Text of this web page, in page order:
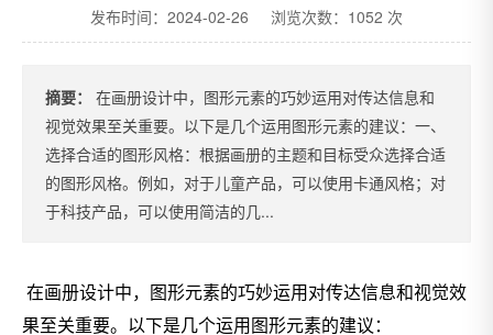
发布时间：2024-02-26 浏览次数：1052 次
摘要：
在画册设计中，图形元素的巧妙运用对传达信息和
视觉效果至关重要。以下是几个运用图形元素的建议：一、
选择合适的图形风格：根据画册的主题和目标受众选择合适
的图形风格。例如，对于儿童产品，可以使用卡通风格；对
于科技产品，可以使用简洁的几...
在画册设计中，图形元素的巧妙运用对传达信息和视觉效
果至关重要。以下是几个运用图形元素的建议：